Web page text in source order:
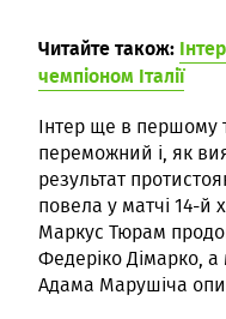
Читайте також:
чемпіоном Італії
Інтер ще в першому
переможний і, як
результат
повела у матчі 14-й
Маркус Тюрам
Федеріко Дімарко,
Адама Марушіча